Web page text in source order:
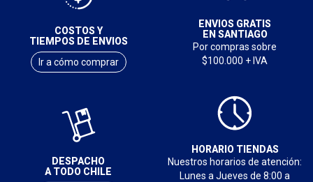
COSTOS Y
TIEMPOS DE ENVIOS
Ir a cómo comprar
ENVIOS GRATIS
EN SANTIAGO
Por compras sobre
$100.000 + IVA
DESPACHO
A TODO CHILE
HORARIO TIENDAS
Nuestros horarios de atención:
Lunes a Jueves de 8:00 a